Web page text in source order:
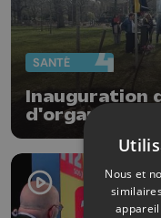
SANTÉ
Inauguration
d'organes
Nous et